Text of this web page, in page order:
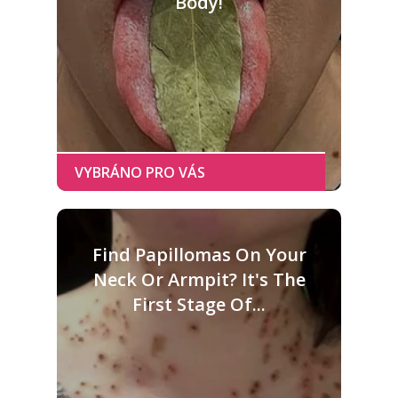
Find Papillomas On Your
Neck Or Armpit? It's The
First Stage Of...